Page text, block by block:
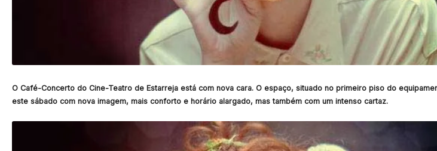
O Café-Concerto do Cine-Teatro de Estarreja está com nova cara. O espaço, situado no primeiro piso do
este sábado com nova imagem, mais conforto e horário alargado, mas também com um intenso cartaz.